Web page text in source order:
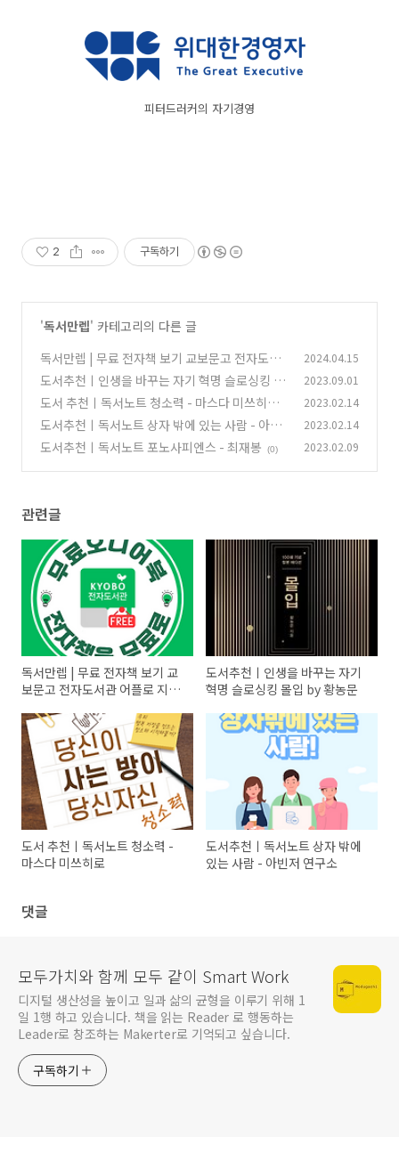
피터드러커의 자기경영
2 구독하기
'독서만렙' 카테고리의 다른 글
독서만렙 | 무료 전자책 보기 교보문고 전자도서
관 어플로 지역도서관 무한 책 읽기 방법
(0)
2024.04.15
도서추천ㅣ인생을 바꾸는 자기 혁명 슬로싱킹 몰
입 by 황농문
(4)
2023.09.01
도서 추천ㅣ독서노트 청소력 - 마스다 미쓰히로
(1)
2023.02.14
도서추천ㅣ독서노트 상자 밖에 있는 사람 - 아빈
저 연구소
(0)
2023.02.14
도서추천ㅣ독서노트 포노사피엔스 - 최재봉 (0) 2023.02.09
관련글
독서만렙 | 무료 전자책 보기 교
보문고 전자도서관 어플로 지역
도서추천ㅣ인생을 바꾸는 자기
혁명 슬로싱킹 몰입 by 황농문
도서 추천ㅣ독서노트 청소력 -
마스다 미쓰히로
도서추천ㅣ독서노트 상자 밖에
있는 사람 - 아빈저 연구소
댓글
모두가치와 함께 모두 같이 Smart Work
디지털 생산성을 높이고 일과 삶의 균형을 이루기 위해 1
일 1행 하고 있습니다. 책을 읽는 Reader 로 행동하는
Leader로 창조하는 Makerter로 기억되고 싶습니다.
구독하기